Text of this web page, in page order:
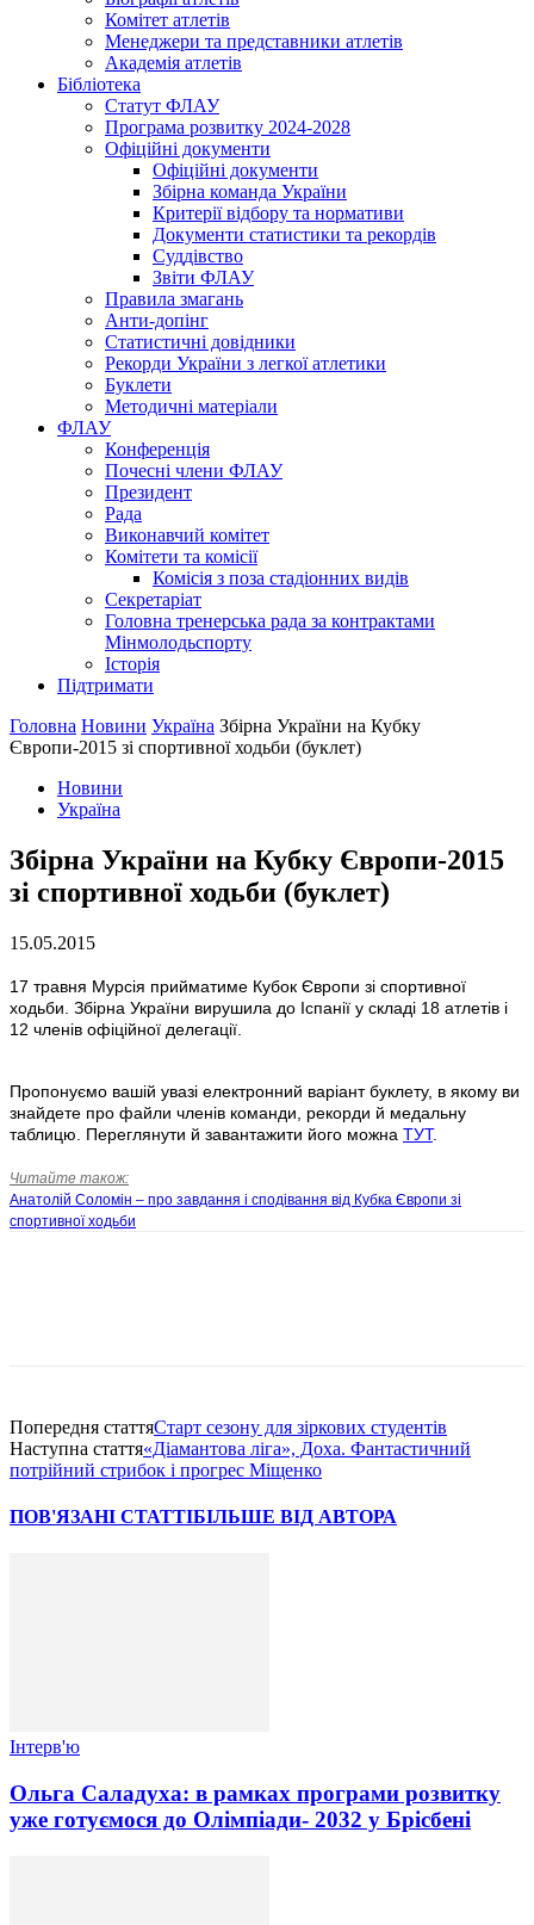
Комітет атлетів
Менеджери та представники атлетів
Академія атлетів
Бібліотека
Статут ФЛАУ
Програма розвитку 2024-2028
Офіційні документи
Офіційні документи
Збірна команда України
Критерії відбору та нормативи
Документи статистики та рекордів
Суддівство
Звіти ФЛАУ
Правила змагань
Анти-допінг
Статистичні довідники
Рекорди України з легкої атлетики
Буклети
Методичні матеріали
ФЛАУ
Конференція
Почесні члени ФЛАУ
Президент
Рада
Виконавчий комітет
Комітети та комісії
Комісія з поза стадіонних видів
Секретаріат
Головна тренерська рада за контрактами
Мінмолодьспорту
Історія
Підтримати
Головна Новини Україна Збірна України на Кубку
Європи-2015 зі спортивної ходьби (буклет)
Новини
Україна
Збірна України на Кубку Європи-2015
зі спортивної ходьби (буклет)
15.05.2015
17 травня Мурсія прийматиме Кубок Європи зі спортивної
ходьби. Збірна України вирушила до Іспанії у складі 18 атлетів і
12 членів офіційної делегації.
Пропонуємо вашій увазі електронний варіант буклету, в якому ви
знайдете про файли членів команди, рекорди й медальну
таблицю. Переглянути й завантажити його можна ТУТ.
Читайте також:
Анатолій Соломін – про завдання і сподівання від Кубка Європи зі
спортивної ходьби
Попередня статтяСтарт сезону для зіркових студентів
Наступна стаття«Діамантова ліга», Доха. Фантастичний
потрійний стрибок і прогрес Міщенко
ПОВ'ЯЗАНІ СТАТТІБІЛЬШЕ ВІД АВТОРА
Інтерв'ю
Ольга Саладуха: в рамках програми розвитку
уже готуємося до Олімпіади- 2032 у Брісбені